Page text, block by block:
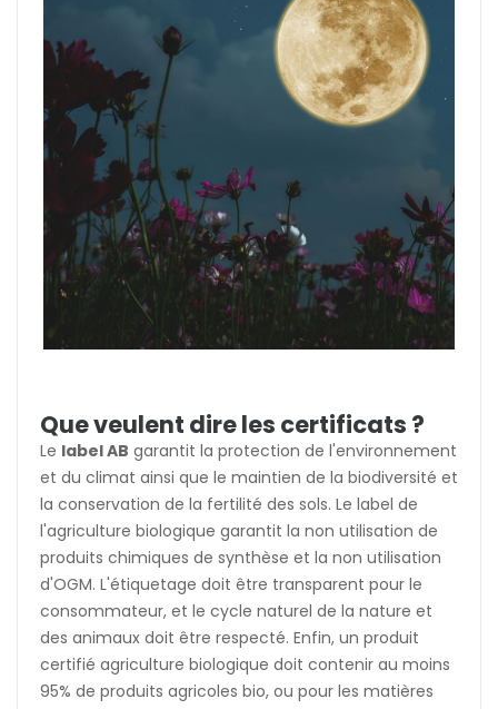
Que veulent dire les certificats ?
Le label AB garantit la protection de l'environnement
et du climat ainsi que le maintien de la biodiversité et
la conservation de la fertilité des sols. Le label de
l'agriculture biologique garantit la non utilisation de
produits chimiques de synthèse et la non utilisation
d'OGM. L'étiquetage doit être transparent pour le
consommateur, et le cycle naturel de la nature et
des animaux doit être respecté. Enfin, un produit
certifié agriculture biologique doit contenir au moins
95% de produits agricoles bio, ou pour les matières